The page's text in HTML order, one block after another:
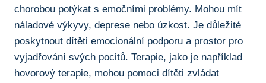
chorobou potýkat ⁢s emočními problémy. Mohou mít
náladové výkyvy,⁤ deprese nebo úzkost. Je důležité
poskytnout ⁣dítěti ‌emocionální⁢ podporu ‌a prostor pro
vyjadřování svých pocitů. Terapie, jako je například
hovorový terapie, mohou‌ pomoci ​dítěti zvládat